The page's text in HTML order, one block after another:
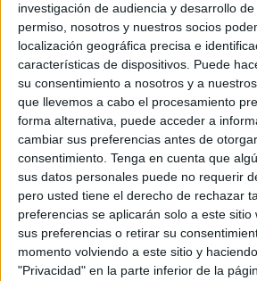
investigación de audiencia y desarrollo de
permiso, nosotros y nuestros socios
localización geográfica precisa e
características de dispositivos. Puede
su consentimiento a nosotros y a
que llevemos a cabo el procesamiento
forma alternativa, puede acceder a
cambiar sus preferencias antes de
consentimiento. Tenga en cuenta que
sus datos personales puede no requerir
pero usted tiene el derecho de rechazar
preferencias se aplicarán solo a este sitio
sus preferencias o retirar su
momento volviendo a este sitio y
"Privacidad" en la parte inferior de la
Sonexpedientes de los reclutasque
Tierra quiere ordenar. Así al menos lo
elconfidencialdigital.com, que indica
publicaciones cómo laComandancia
encargar de ello.
Será mediante un proyecto con el que
todos los expedientesque se
servicio militar obligatorio, sobre la
contratación de una entidad, se
paraordenar y clasificartoda la
reclutas.